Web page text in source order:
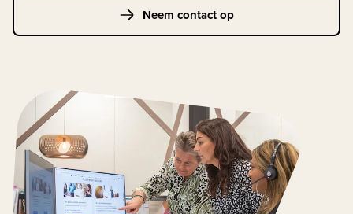
Neem contact op